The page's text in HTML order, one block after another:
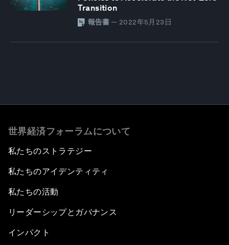
Transition
報告書 — 2022年5月23日
世界経済フォーラムについて
私たちのストラテジー
私たちのアイデンティティ
私たちの活動
リーダーシップとガバナンス
インパクト